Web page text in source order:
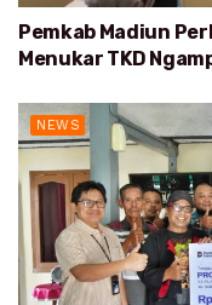
Pemkab Madiun
Menukar TKD
NEWS